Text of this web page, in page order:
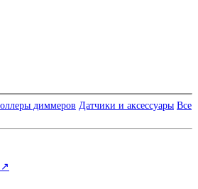
диммеров Датчики и аксессуары Все
↗